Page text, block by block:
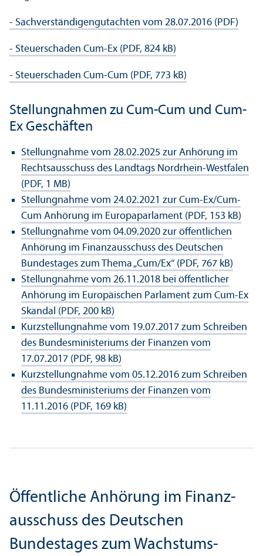
- Sachverständigengutachten vom 28.07.2016 (PDF)
- Steuerschaden Cum-Ex (PDF, 824 kB)
- Steuerschaden Cum-Cum (PDF, 773 kB)
Stellungnahmen zu Cum-Cum und Cum-
Ex Geschäften
Stellungnahme vom 28.02.2025 zur Anhörung im
Rechts­ausschuss des Landtags Nordrhein-Westfalen
(PDF, 1 MB)
Stellungnahme vom 24.02.2021 zur Cum-Ex/Cum-
Cum Anhörung im Europaparlament (PDF, 153 kB)
Stellungnahme vom 04.09.2020 zur öffentlichen
Anhörung im Finanz­ausschuss des Deutschen
Bundestages zum Thema „Cum/Ex“ (PDF, 767 kB)
Stellungnahme vom 26.11.2018 bei öffentlicher
Anhörung im Europäischen Parlament zum Cum-Ex
Skandal (PDF, 200 kB)
Kurzstellungnahme vom 19.07.2017 zum Schreiben
des Bundes­ministeriums der Finanzen vom
17.07.2017 (PDF, 98 kB)
Kurzstellungnahme vom 05.12.2016 zum Schreiben
des Bundes­ministeriums der Finanzen vom
11.11.2016 (PDF, 169 kB)
Öffentliche Anhörung im Finanz­
ausschuss des Deutschen
Bundestages zum Wachstums­